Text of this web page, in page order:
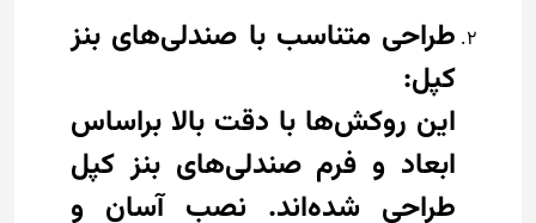
طراحی متناسب با صندلی‌های بنز
کپل:
این روکش‌ها با دقت بالا براساس
ابعاد و فرم صندلی‌های بنز کپل
طراحی شده‌اند. نصب آسان و